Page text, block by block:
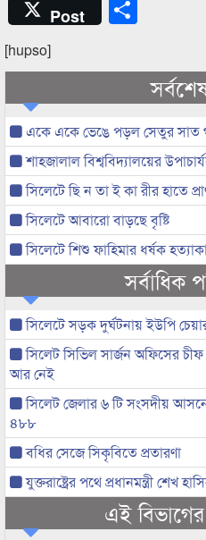
Post
[hupso]
একে একে ভেঙে পড়ল সেতুর সাত
শাহজালাল বিশ্ববিদ্যালয়ের
সিলেটে ছি ন তা ই কা রীর হাতে
সিলেটে আবারো বাড়ছে বৃষ্টি
সিলেটে শিশু ফাহিমার ধর্ষক
সর্বাধিক
সিলেটে সড়ক দুর্ঘটনায় ইউপি
সিলেট সিভিল সার্জন অফিসের
আর নেই
সিলেট জেলার ৬ টি সংসদীয়
৪৮৮
বধির সেজে সিকৃবিতে প্রতারণা
যুক্তরাষ্ট্রের পথে প্রধানমন্ত্রী শেখ
এই